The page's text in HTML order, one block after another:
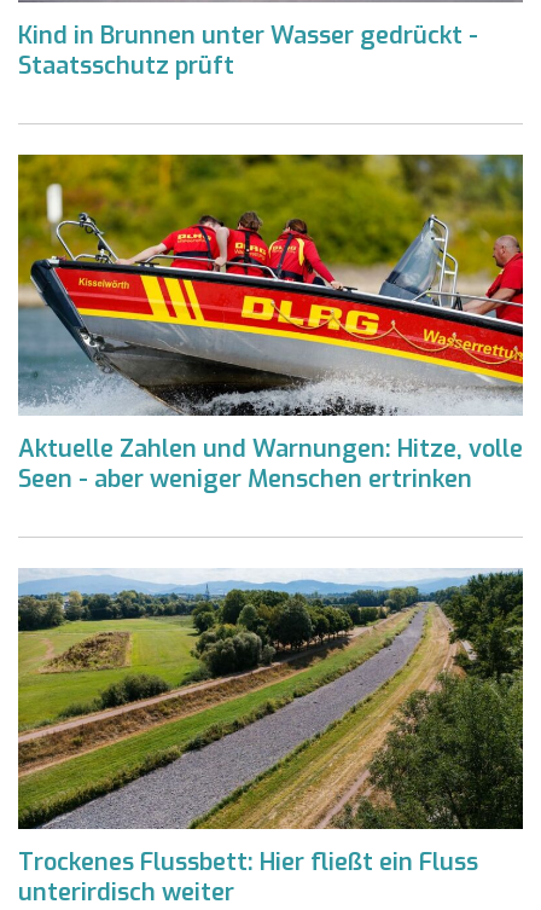
Kind in Brunnen unter Wasser gedrückt -
Staatsschutz prüft
Aktuelle Zahlen und Warnungen: Hitze, volle
Seen - aber weniger Menschen ertrinken
Trockenes Flussbett: Hier fließt ein Fluss
unterirdisch weiter